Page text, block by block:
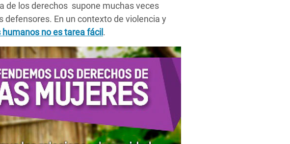
de los derechos supone muchas veces
defensores. En un contexto de violencia y
no es tarea fácil .